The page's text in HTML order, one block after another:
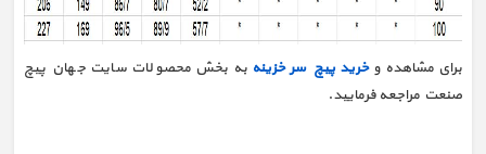
برای مشاهده وخرید پیچ سر خزینه به بخش محصولات سایت جهان پیچ
صنعت مراجعه فرمایید.